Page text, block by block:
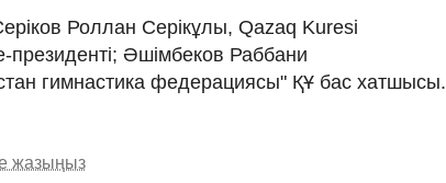
Роллан Серікұлы, Qazaq Kuresi
Әшімбеков Раббани
гимнастика федерациясы" ҚҰ бас хатшысы.
жазыңыз